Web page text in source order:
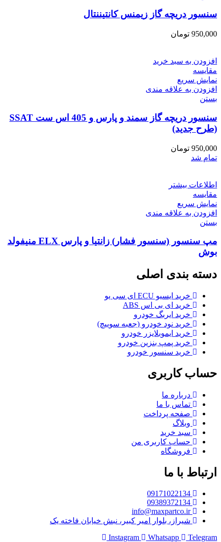
سنسور دریچه گاز زیمنس کانتیننتال
950,000 تومان
افزودن به سبد خرید
مقایسه
نمایش سریع
افزودن به علاقه مندی
بستن
سنسور دریچه گاز سمند و پارس و 405 اس ست SSAT
(طرح جدید)
950,000 تومان
تمام شد
اطلاعات بیشتر
مقایسه
نمایش سریع
افزودن به علاقه مندی
بستن
مپ سنسور (سنسور فشار) زانتیا و پارس ELX منیفولد
بوش
دسته بندی اصلی
خرید ایسیو ECU ای سی یو
خرید ای بی اس ABS
خرید ایربگ خودرو
خرید نود خودرو (جعبه سوییچ)
خرید ایموبلایزر خودرو
خرید پمپ بنزین خودرو
خرید سنسور خودرو
حساب کاربری
درباره ما
تماس با ما
صفحه پرداخت
وبلاگ
سبد خرید
حساب کاربری من
فروشگاه
ارتباط با ما
09171022134
09389372134
info@maxpartco.ir
شیراز، بلوار امیر کبیر، نبش خیابان فاخته یک
Instagram
Whatsapp Telegram